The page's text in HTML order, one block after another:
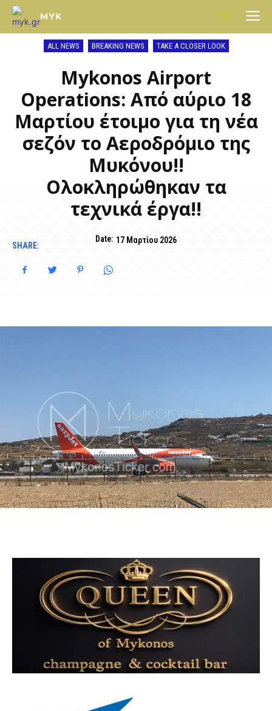
MYK
ALL NEWS BREAKING NEWS TAKE A CLOSER LOOK
Mykonos Airport
Operations: Από αύριο 18
Μαρτίου έτοιμο για τη νέα
σεζόν το Αεροδρόμιο της
Μυκόνου!!
Ολοκληρώθηκαν τα
τεχνικά έργα!!
Date: 17 Μαρτίου 2026
SHARE: